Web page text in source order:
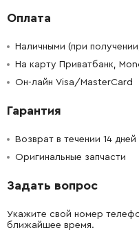
Оплата
Наличными (при
На карту Приватбанк,
Он-лайн Visa/MasterCard
Гарантия
Возврат в течении 14 дней
Оригинальные запчасти
Задать вопрос
Укажите свой номер
ближайшее время.